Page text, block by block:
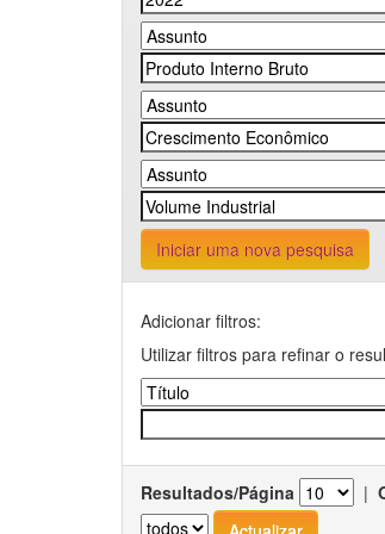
Iniciar uma nova pesquisa
Adicionar filtros:
Utilizar filtros para refinar o
Resultados/Página |